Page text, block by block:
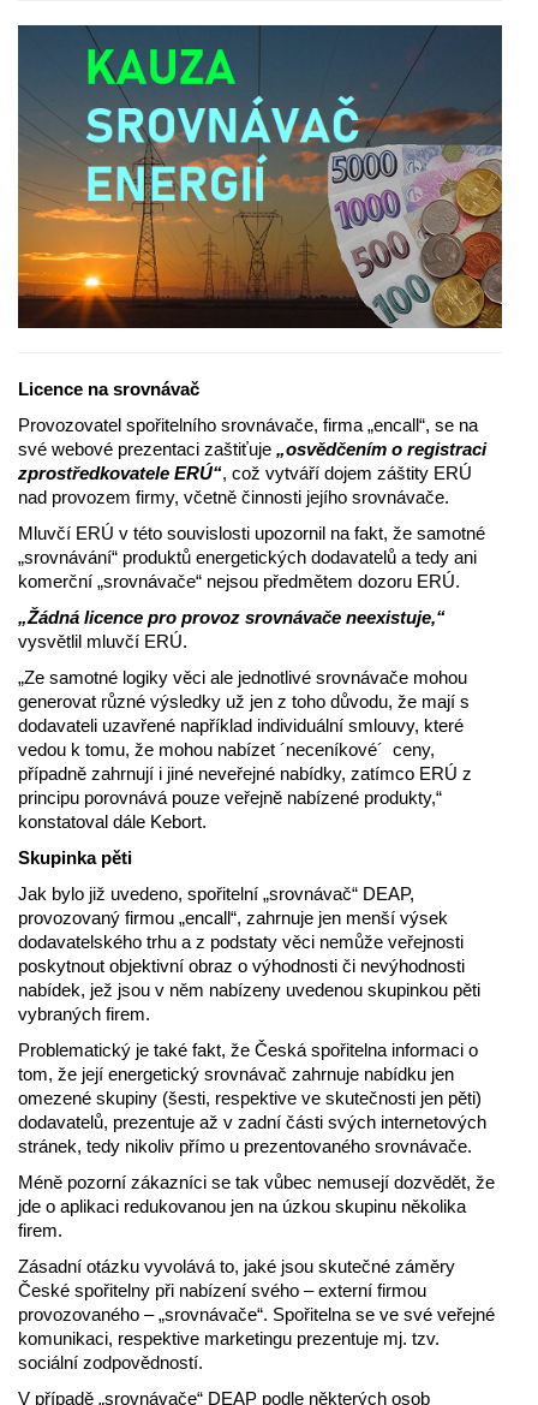
Licence na srovnávač
Provozovatel spořitelního srovnávače, firma „encall“, se na
své webové prezentaci zaštiťuje „osvědčením o registraci
zprostředkovatele ERÚ“, což vytváří dojem záštity ERÚ
nad provozem firmy, včetně činnosti jejího srovnávače.
Mluvčí ERÚ v této souvislosti upozornil na fakt, že samotné
„srovnávání“ produktů energetických dodavatelů a tedy ani
komerční „srovnávače“ nejsou předmětem dozoru ERÚ.
„Žádná licence pro provoz srovnávače neexistuje,“
vysvětlil mluvčí ERÚ.
„Ze samotné logiky věci ale jednotlivé srovnávače mohou
generovat různé výsledky už jen z toho důvodu, že mají s
dodavateli uzavřené například individuální smlouvy, které
vedou k tomu, že mohou nabízet ´neceníkové´ ceny,
případně zahrnují i jiné neveřejné nabídky, zatímco ERÚ z
principu porovnává pouze veřejně nabízené produkty,“
konstatoval dále Kebort.
Skupinka pěti
Jak bylo již uvedeno, spořitelní „srovnávač“ DEAP,
provozovaný firmou „encall“, zahrnuje jen menší výsek
dodavatelského trhu a z podstaty věci nemůže veřejnosti
poskytnout objektivní obraz o výhodnosti či nevýhodnosti
nabídek, jež jsou v něm nabízeny uvedenou skupinkou pěti
vybraných firem.
Problematický je také fakt, že Česká spořitelna informaci o
tom, že její energetický srovnávač zahrnuje nabídku jen
omezené skupiny (šesti, respektive ve skutečnosti jen pěti)
dodavatelů, prezentuje až v zadní části svých internetových
stránek, tedy nikoliv přímo u prezentovaného srovnávače.
Méně pozorní zákazníci se tak vůbec nemusejí dozvědět, že
jde o aplikaci redukovanou jen na úzkou skupinu několika
firem.
Zásadní otázku vyvolává to, jaké jsou skutečné záměry
České spořitelny při nabízení svého – externí firmou
provozovaného – „srovnávače“. Spořitelna se ve své veřejné
komunikaci, respektive marketingu prezentuje mj. tzv.
sociální zodpovědností.
V případě „srovnávače“ DEAP podle některých osob